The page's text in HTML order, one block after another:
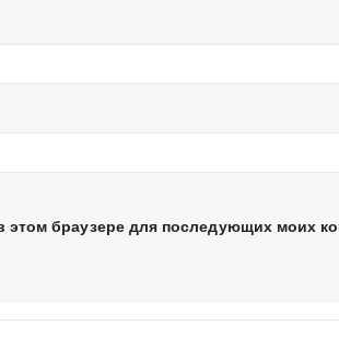
этом браузере для последующих моих